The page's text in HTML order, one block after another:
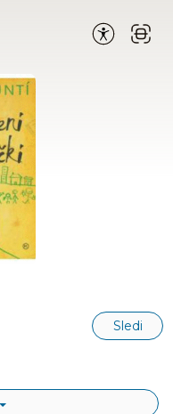
Sledi